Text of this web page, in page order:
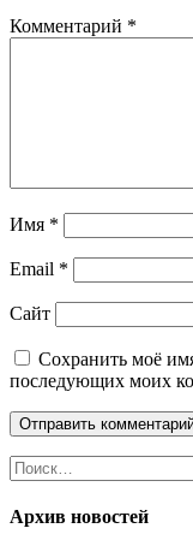
Комментарий *
Имя *
Email *
Сайт
Сохранить моё
последующих моих
Найти:
Архив новостей